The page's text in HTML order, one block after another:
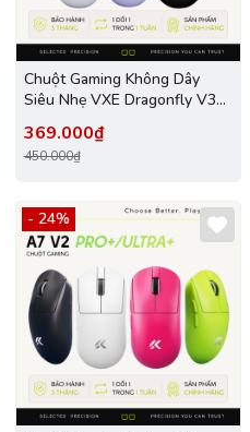
Chuột Gaming Không Dây
Siêu Nhẹ VXE Dragonfly V3
369.000₫
450.000₫
- 24%